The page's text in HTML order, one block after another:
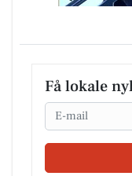
Få lokale
Email